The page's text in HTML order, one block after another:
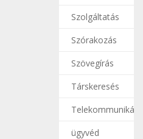
Szolgáltatás
Szórakozás
Szövegírás
Társkeresés
ügyvéd